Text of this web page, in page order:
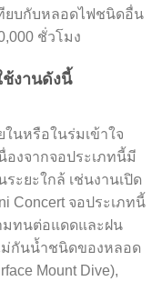
ยบกับหลอดไฟชนิดอื่น
ชั่วโมง
ช้งานดังนี้
นหรือในร่มเข้าใจ
องจากจอประเภทนี้มี
ะยะใกล้ เช่นงานเปิด
Concert จอประเภทนี้
มทนต่อแดดและฝน
ม่กันน้ำชนิดของหลอด
Mount Dive),